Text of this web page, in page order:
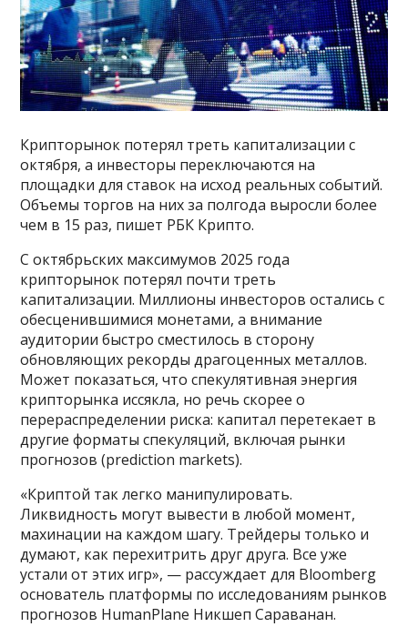
Крипторынок потерял треть капитализации с
октября, а инвесторы переключаются на
площадки для ставок на исход реальных событий.
Объемы торгов на них за полгода выросли более
чем в 15 раз, пишет РБК Крипто.
С октябрьских максимумов 2025 года
крипторынок потерял почти треть
капитализации. Миллионы инвесторов остались с
обесценившимися монетами, а внимание
аудитории быстро сместилось в сторону
обновляющих рекорды драгоценных металлов.
Может показаться, что спекулятивная энергия
крипторынка иссякла, но речь скорее о
перераспределении риска: капитал перетекает в
другие форматы спекуляций, включая рынки
прогнозов (prediction markets).
«Криптой так легко манипулировать.
Ликвидность могут вывести в любой момент,
махинации на каждом шагу. Трейдеры только и
думают, как перехитрить друг друга. Все уже
устали от этих игр», — рассуждает для Bloomberg
основатель платформы по исследованиям рынков
прогнозов HumanPlane Никшеп Сараванан.